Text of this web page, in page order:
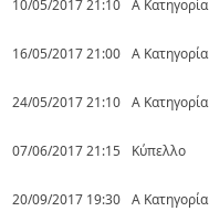
10/05/2017 21:10 Α Κατηγορία
16/05/2017 21:00 Α Κατηγορία
24/05/2017 21:10 Α Κατηγορία
07/06/2017 21:15 Κύπελλο
20/09/2017 19:30 Α Κατηγορία